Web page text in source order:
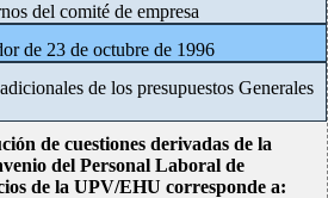
del comité de empresa
de 23 de octubre de 1996
de los presupuestos Generales
de cuestiones derivadas de la
del Personal Laboral de
de la UPV/EHU corresponde a: